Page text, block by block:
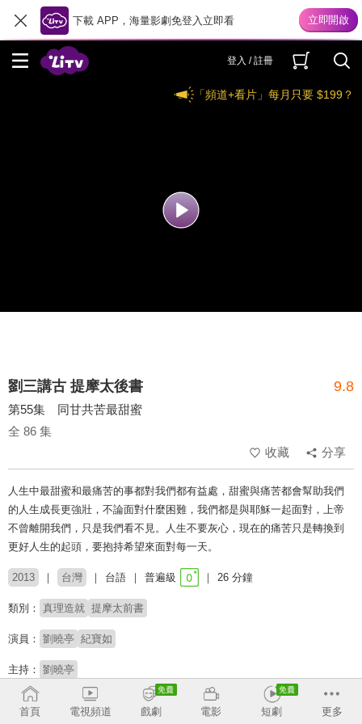
下載 APP，海量影劇免登入立即看
登入 / 註冊
「頻道+看片」每月只要 $199？
劉三講古 提摩太後書 9.8
第55集 同甘共苦最甜蜜
全 86 集
收藏
分享
人生中最甜蜜和最痛苦的事都對我們都有益處，甜蜜與痛苦都會幫助我們
的人生成長更強壯，不論面對什麼困難，我們都是與耶穌一起面對，上帝
不曾離開我們，只是我們看不見。人生不要灰心，現在的痛苦只是轉換到
更好人生的起頭，要抱持希望來面對每一天。
2013 台灣 台語 普遍級 26 分鐘
類別： 真理造就 提摩太前書
演員： 劉曉亭 紀寶如
主持： 劉曉亭
首頁 電視頻道 戲劇 電影 短劇 更多